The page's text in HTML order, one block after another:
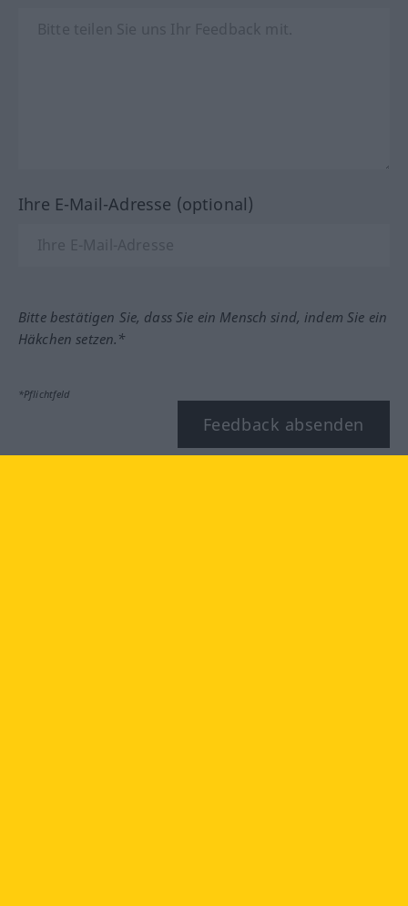
Ihre E-Mail-Adresse (optional)
Bitte bestätigen Sie, dass Sie ein Mensch sind, indem Sie ein
Häkchen setzen.*
*Pflichtfeld
Feedback absenden